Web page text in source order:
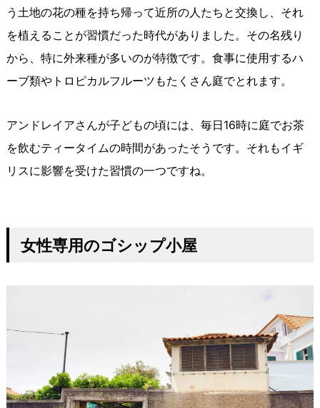
う土地の花の種を持ち帰って近所の人たちと交換し、それ
を植えることが習慣だった時代がありました。その名残り
から、特に外来種が多いのが特徴です。食事に使用するハ
ーブ類やトロピカルフルーツもたくさん庭でとれます。
アンドレイアさんが子どもの頃には、毎日16時に庭でお茶
を飲むティータイムの時間があったそうです。それもイギ
リスに影響を受けた習慣の一つですね。
女性専用のゴシップ小屋